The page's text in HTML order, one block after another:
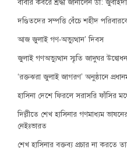
বাবার কবরে শ্রদ্ধা জানালেন ডা:
দণ্ডিতদের সম্পত্তি বেঁচে শহীদ
আজ জুলাই গণ-অভ্যুত্থান’ দিবস
জুলাই গণঅভ্যুত্থান স্মৃতি জাদুঘর
‘রক্তঝরা জুলাই জাগরণ’ অনুষ্ঠানে
হাসিনা দেশে ফিরলে সরাসরি ফাঁসির
দিল্লীতে শেখ হাসিনার গণমাধ্যম
নেইঃভারত
শেখ হাসিনার বক্তব্য প্রচার না করতে